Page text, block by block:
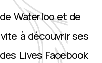
Waterloo et de
à découvrir ses
Lives Facebook